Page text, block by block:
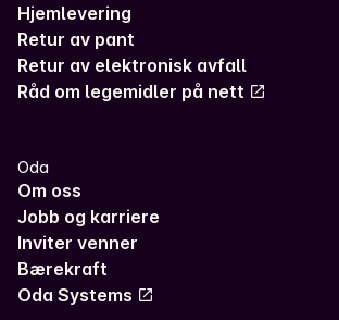
Hjemlevering
Retur av pant
Retur av elektronisk avfall
Råd om legemidler på nett
Oda
Om oss
Jobb og karriere
Inviter venner
Bærekraft
Oda Systems